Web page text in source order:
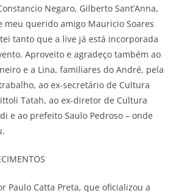
Negaro, Gilberto Sant’Anna,
meu querido amigo Mauricio Soares
tanto que a live já está incorporada
Aproveito e agradeço também ao
e a Lina, familiares do André, pela
ao ex-secretário de Cultura
Tatah, ao ex-diretor de Cultura
e ao prefeito Saulo Pedroso – onde
Paulo Catta Preta, que oficializou a